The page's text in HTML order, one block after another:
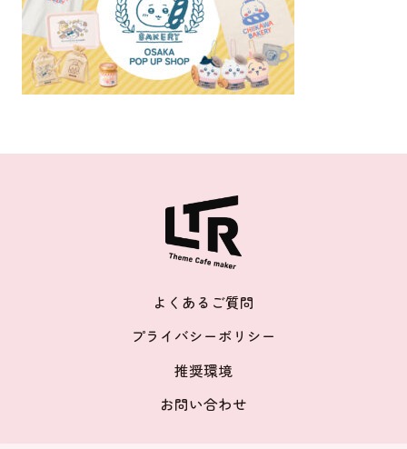
よくあるご質問
プライバシーポリシー
推奨環境
お問い合わせ